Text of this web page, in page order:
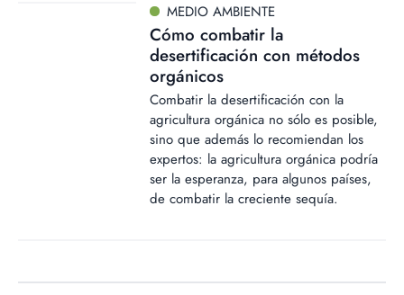
MEDIO AMBIENTE
Cómo combatir la
desertificación con métodos
orgánicos
Combatir la desertificación con la
agricultura orgánica no sólo es posible,
sino que además lo recomiendan los
expertos: la agricultura orgánica podría
ser la esperanza, para algunos países,
de combatir la creciente sequía.